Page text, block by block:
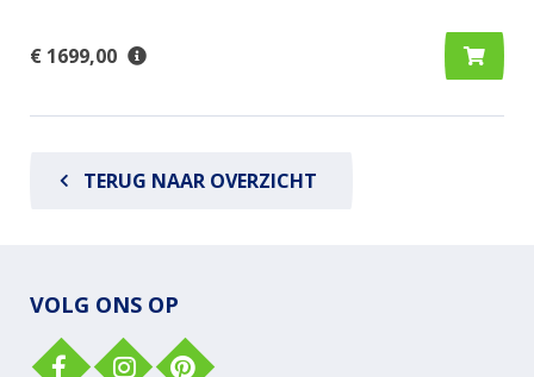
€ 1699,00
TERUG NAAR OVERZICHT
VOLG ONS OP